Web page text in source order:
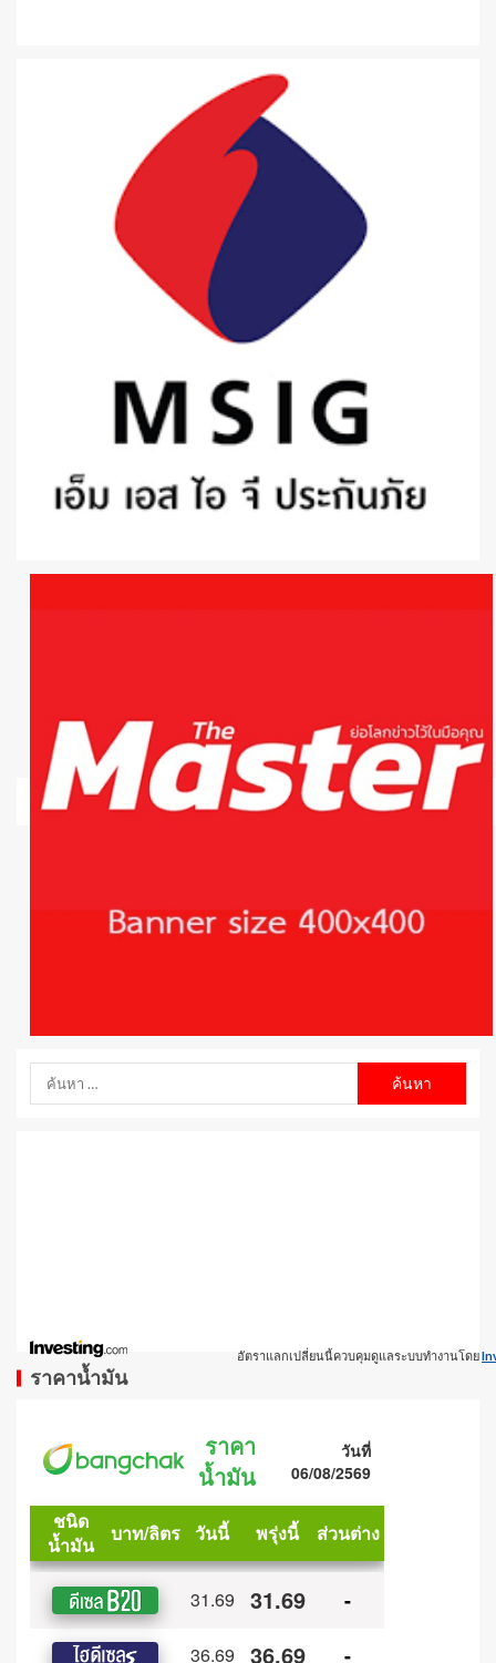
อัตราแลกเปลี่ยนนี้ควบคุมดูแลระบบทำงานโดย
ราคาน้ำมัน